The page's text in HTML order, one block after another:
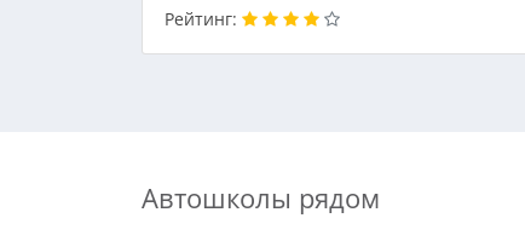
Рейтинг:
Автошколы рядом